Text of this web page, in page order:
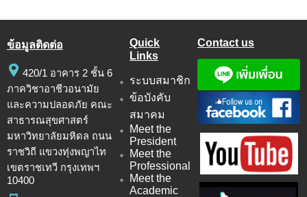
ข้อมูลติดต่อ
420/1 อาคาร 2 ชั้น 6
ภาควิชาอาชีวอนามัย
และความปลอดภัย คณะ
สาธารณสุขศาสตร์
มหาวิทยาลัยมหิดล ถนน
ราชวิถี แขวงทุ่งพญาไท
เขตราชเทวี กรุงเทพฯ
10400
Quick
Links
ระบบสมาชิก
ข้อบังคับ
สมาคม
Meet the
President
Meet the
Professional
Meet the
Academic
Contact us